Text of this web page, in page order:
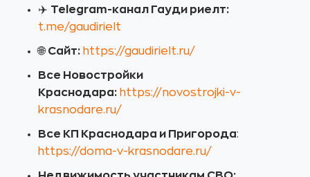
✈️ Telegram-канал Гауди риелт:
t.me/gaudirielt
🌐Сайт: https://gaudirielt.ru/
Все Новостройки
Краснодара: https://novostrojki-v-
krasnodare.ru/
Все КП Краснодара и Пригорода:
https://doma-v-krasnodare.ru/